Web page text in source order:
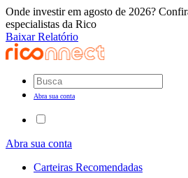
Onde investir em agosto de 2026?
especialistas da Rico
Baixar Relatório
Abra sua conta
Abra sua conta
Carteiras Recomendadas